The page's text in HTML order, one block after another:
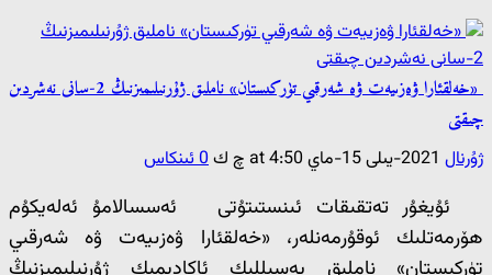
«خەلقئارا ۋەزىيەت ۋە شەرقىي تۈركىستان» ناملىق ژۇرنىلىمىزنىڭ 2-سانى نەشردىن
چىقتى
ژۇرنال 2021-يىلى 15-ماي at 4:50 چ ك 0 ئىنكاس
ئۇيغۇر تەتقىقات ئىنستىتۇتى ئەسسالامۇ ئەلەيكۇم
ھۆرمەتلىك ئوقۇرمەنلەر، «خەلقئارا ۋەزىيەت ۋە شەرقىي